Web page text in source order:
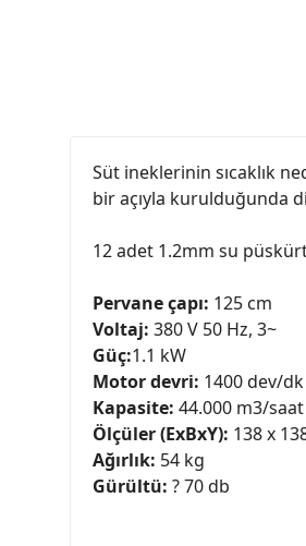
Süt ineklerinin sıcaklık
bir açıyla kurulduğunda
12 adet 1.2mm su
Pervane çapı: 125 cm
Voltaj: 380 V 50 Hz, 3~
Güç:1.1 kW
Motor devri: 1400 dev/dk
Kapasite: 44.000 m3/saat
Ölçüler (ExBxY): 138 x
Ağırlık: 54 kg
Gürültü: ? 70 db